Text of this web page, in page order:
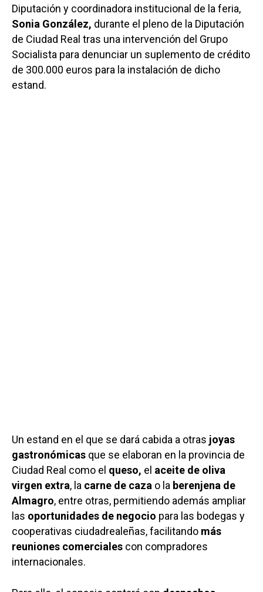
Diputación y coordinadora institucional de la feria,
Sonia González, durante el pleno de la Diputación
de Ciudad Real tras una intervención del Grupo
Socialista para denunciar un suplemento de crédito
de 300.000 euros para la instalación de dicho
estand.
Un estand en el que se dará cabida a otras joyas
gastronómicas que se elaboran en la provincia de
Ciudad Real como el queso, el aceite de oliva
virgen extra, la carne de caza o la berenjena de
Almagro, entre otras, permitiendo además ampliar
las oportunidades de negocio para las bodegas y
cooperativas ciudadrealeñas, facilitando más
reuniones comerciales con compradores
internacionales.